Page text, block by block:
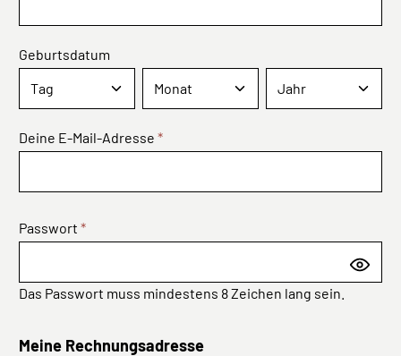
Geburtsdatum
Deine E-Mail-Adresse *
Passwort *
Das Passwort muss mindestens 8 Zeichen lang sein.
Meine Rechnungsadresse